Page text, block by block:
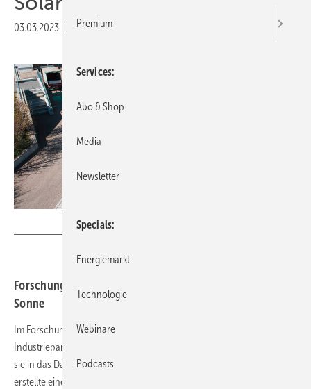
03.03.2023 Veröffentlicht in
Forschungsprojekt: 13 Prozent Eigenversorgung mit
Sonne
Im Forschungsprojekt Lade-PV hat das Fraunhofer ISE gemeinsam mit
Industriepartnern ein Hochvolt-Photovoltaik-System entwickelt, das
sie in das Dach eines elektrischen Lkw integrierten. Das Fraunhofer IVI
erstellte einen digitalen Zwilling für umfassende Energieprognosen
Premium
Services
Abo & Shop
Media
Newsletter
Specials
Energiemarkt
Technologie
Webinare
Podcasts